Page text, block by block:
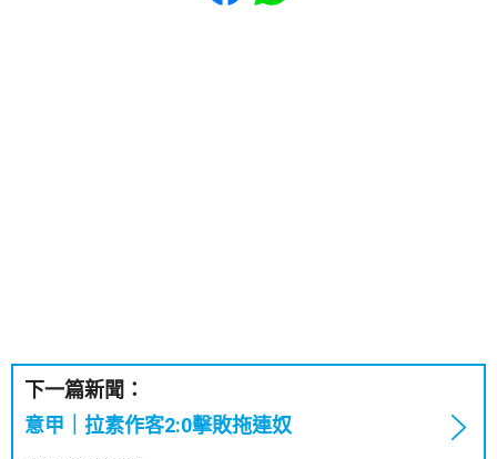
下一篇新聞：
意甲｜拉素作客2:0擊敗拖連奴